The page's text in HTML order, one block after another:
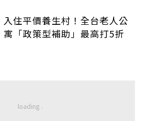
入住平價養生村！全台老人公
寓「政策型補助」最高打5折